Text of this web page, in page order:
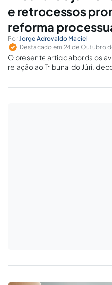
e retrocessos
reforma
PorJorge Adrovaldo Maciel
Destacado em 24 de Outubro
O presente artigo aborda os
relação ao Tribunal do Júri,